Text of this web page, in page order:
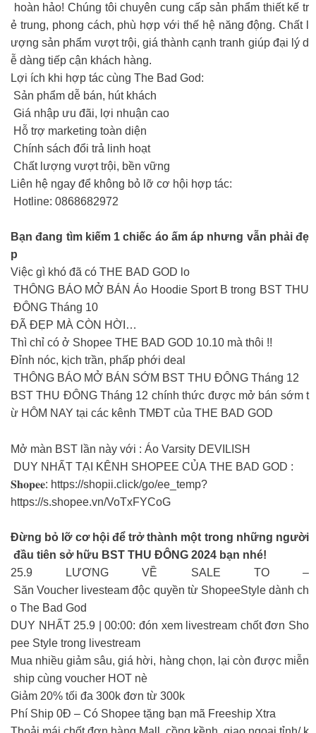
hoàn hảo! Chúng tôi chuyên cung cấp sản phẩm thiết kế tr
ẻ trung, phong cách, phù hợp với thế hệ năng động. Chất l
ượng sản phẩm vượt trội, giá thành cạnh tranh giúp đại lý d
ễ dàng tiếp cận khách hàng.
Lợi ích khi hợp tác cùng The Bad God:
Sản phẩm dễ bán, hút khách
Giá nhập ưu đãi, lợi nhuận cao
Hỗ trợ marketing toàn diện
Chính sách đổi trả linh hoạt
Chất lượng vượt trội, bền vững
Liên hệ ngay để không bỏ lỡ cơ hội hợp tác:
Hotline: 0868682972
Bạn đang tìm kiếm 1 chiếc áo ấm áp nhưng vẫn phải đẹ
p
Việc gì khó đã có THE BAD GOD lo
THÔNG BÁO MỞ BÁN Áo Hoodie Sport B trong BST THU
ĐÔNG Tháng 10
ĐÃ ĐẸP MÀ CÒN HỜI…
Thì chỉ có ở Shopee THE BAD GOD 10.10 mà thôi !!
Đỉnh nóc, kịch trần, phấp phới deal
THÔNG BÁO MỞ BÁN SỚM BST THU ĐÔNG Tháng 12
BST THU ĐÔNG Tháng 12 chính thức được mở bán sớm t
ừ HÔM NAY tại các kênh TMĐT của THE BAD GOD
Mở màn BST lần này với : Áo Varsity DEVILISH
DUY NHẤT TẠI KÊNH SHOPEE CỦA THE BAD GOD :
𝐒𝐡𝐨𝐩𝐞𝐞: https://shopii.click/go/ee_temp?
https://s.shopee.vn/VoTxFYCoG
Đừng bỏ lỡ cơ hội để trở thành một trong những người
đầu tiên sở hữu BST THU ĐÔNG 2024 bạn nhé!
25.9 LƯƠNG VỀ SALE TO –
Săn Voucher livesteam độc quyền từ ShopeeStyle dành ch
o The Bad God
DUY NHẤT 25.9 | 00:00: đón xem livestream chốt đơn Sho
pee Style trong livestream
Mua nhiều giảm sâu, giá hời, hàng chọn, lại còn được miễn
ship cùng voucher HOT nè
Giảm 20% tối đa 300k đơn từ 300k
Phí Ship 0Đ – Có Shopee tặng bạn mã Freeship Xtra